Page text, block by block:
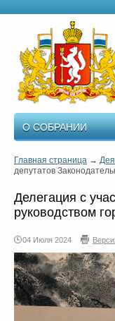
О СОБРАНИИ
Главная страница →
депутатов
Делегация с
руководством
04 Июля 2024